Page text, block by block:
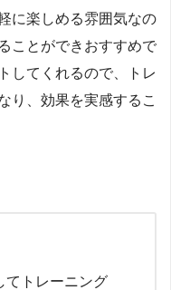
に楽しめる雰囲気なの
ことができおすすめで
してくれるので、トレ
り、効果を実感するこ
てトレーニング